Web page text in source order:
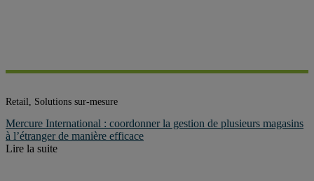
Retail, Solutions sur-mesure
Mercure International : coordonner la gestion de plusieurs magasins
à l’étranger de manière efficace
Lire la suite